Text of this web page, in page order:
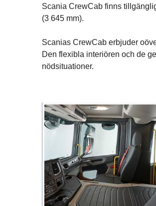
Scania CrewCab finns
(3 645 mm).
Scanias CrewCab erbjuder
Den flexibla interiören och de
nödsituationer.